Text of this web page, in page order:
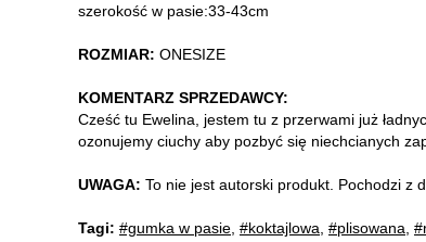
szerokość w pasie:33-43cm
ROZMIAR: ONESIZE
KOMENTARZ SPRZEDAWCY:
Cześć tu Ewelina, jestem tu z przerwami już
ozonujemy ciuchy aby pozbyć się niechcianych
UWAGA: To nie jest autorski produkt. Pochodzi z
Tagi: #gumka w pasie #koktajlowa #plisowana